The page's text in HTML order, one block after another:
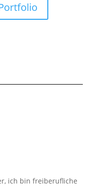
ich bin freiberufliche